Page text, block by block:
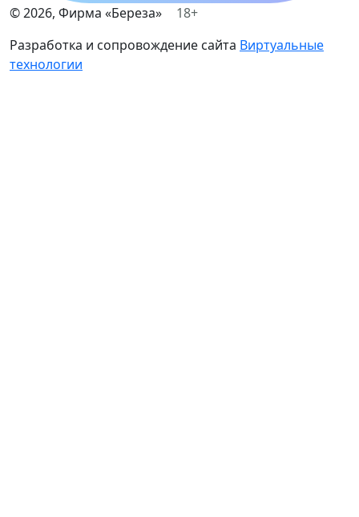
©2026, Фирма «Береза»
18+
Разработка и сопровождение сайта Виртуальные
технологии